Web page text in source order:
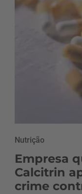
Nutrição
Empresa
Calcitrin
crime